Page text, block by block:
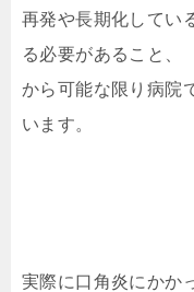
再発や長期化してい
る必要があること、
から可能な限り病院
います。
実際に口角炎にかか